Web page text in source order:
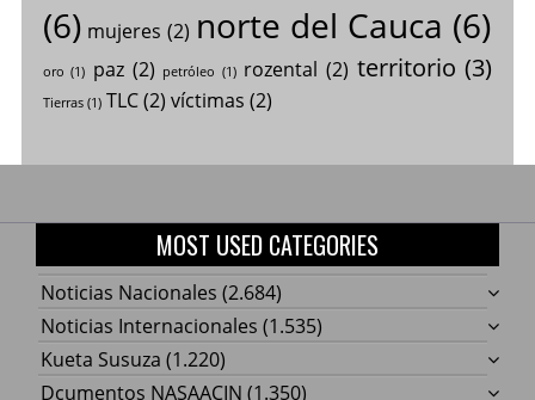
(6) mujeres (2) norte del Cauca (6)
oro (1) paz (2) petróleo (1) rozental (2) territorio (3)
Tierras(1) TLC(2) víctimas (2)
MOST USED CATEGORIES
Noticias Nacionales (2.684)
Noticias Internacionales (1.535)
Kueta Susuza (1.220)
Dcumentos NASAACIN (1.350)